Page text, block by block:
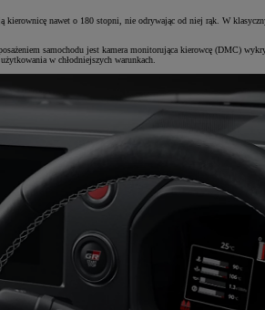
nawet o 180 stopni, nie odrywając od niej rąk. W
samochodu jest kamera monitorująca kierowcę (DMC)
w chłodniejszych warunkach.